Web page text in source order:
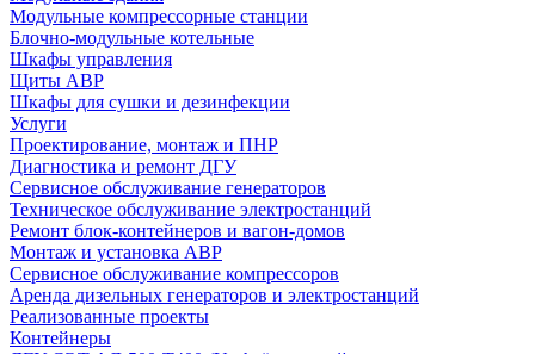
Модульные компрессорные станции
Блочно-модульные котельные
Шкафы управления
Щиты АВР
Шкафы для сушки и дезинфекции
Услуги
Проектирование, монтаж и ПНР
Диагностика и ремонт ДГУ
Сервисное обслуживание генераторов
Техническое обслуживание электростанций
Ремонт блок-контейнеров и вагон-домов
Монтаж и установка АВР
Сервисное обслуживание компрессоров
Аренда дизельных генераторов и электростанций
Реализованные проекты
Контейнеры